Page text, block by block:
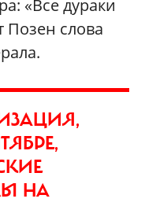
«Все дураки
слова
НА